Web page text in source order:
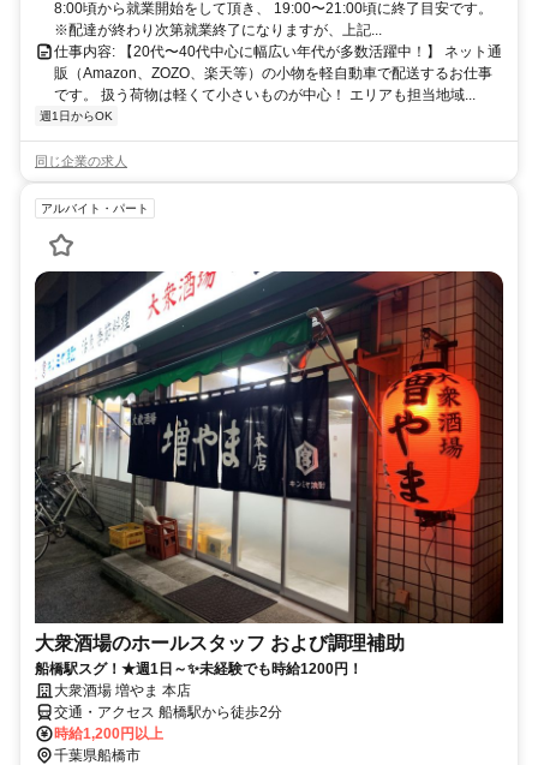
8:00頃から就業開始をして頂き、 19:00〜21:00頃に終了目安です。
※配達が終わり次第就業終了になりますが、上記...
仕事内容: 【20代〜40代中心に幅広い年代が多数活躍中！】 ネット通
販（Amazon、ZOZO、楽天等）の小物を軽自動車で配送するお仕事
です。 扱う荷物は軽くて小さいものが中心！ エリアも担当地域...
週1日からOK
同じ企業の求人
アルバイト・パート
大衆酒場のホールスタッフ および調理補助
船橋駅スグ！★週1日～✨未経験でも時給1200円！
大衆酒場 増やま 本店
交通・アクセス 船橋駅から徒歩2分
時給1,200円以上
千葉県船橋市